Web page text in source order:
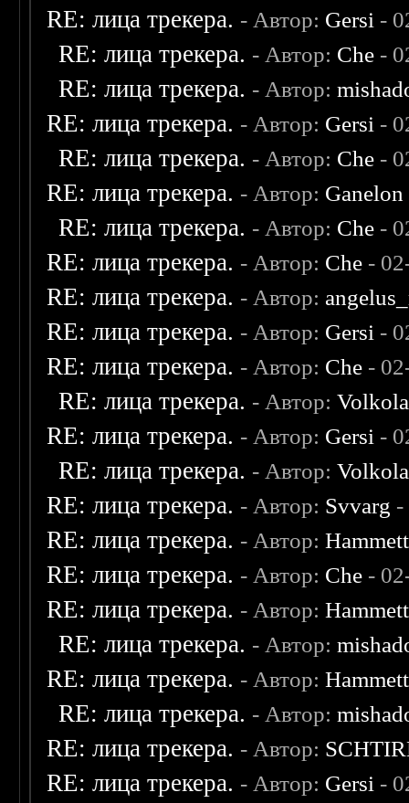
RE: лица трекера. - Автор: Gersi -
RE: лица трекера. - Автор: Che -
RE: лица трекера. - Автор:
RE: лица трекера. - Автор: Gersi -
RE: лица трекера. - Автор: Che -
RE: лица трекера. - Автор: Ganelon
RE: лица трекера. - Автор: Che -
RE: лица трекера. - Автор: Che -
RE: лица трекера. - Автор:
RE: лица трекера. - Автор: Gersi -
RE: лица трекера. - Автор: Che -
RE: лица трекера. - Автор:
RE: лица трекера. - Автор: Gersi -
RE: лица трекера. - Автор:
RE: лица трекера. - Автор: Svvarg -
RE: лица трекера. - Автор:Hammett
RE: лица трекера. - Автор: Che -
RE: лица трекера. - Автор:Hammett
RE: лица трекера. - Автор:
RE: лица трекера. - Автор:Hammett
RE: лица трекера. - Автор:
RE: лица трекера. - Автор:
RE: лица трекера. - Автор: Gersi -